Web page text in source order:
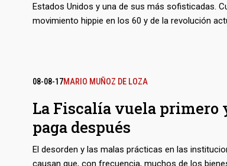
Estados Unidos y una de sus más sofisticadas.
movimiento hippie en los 60 y de la revolución
Yucatán, a 5.000 kilómetros, pululan en suburbios
suena como una nueva fiebre del oro, la mayoría
saber ni una palabra de inglés y apenas unas
castellano, para trabajar de lavatrastes y pinches
restaurantes. Pero el viaje no es solo a través de
distancia sino de la cultura, y del choque entre las
08-08-17MARIO MUÑOZ DE LOZA
La Fiscalía vuela primero
paga después
El desorden y las malas prácticas en las
causan que, con frecuencia, muchos de los